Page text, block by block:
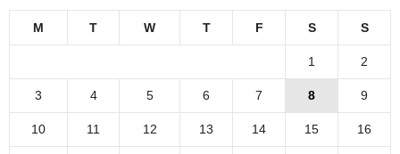
M T W T F S S
1 2
3 4 5 6 7 8 9
10 11 12 13 14 15 16